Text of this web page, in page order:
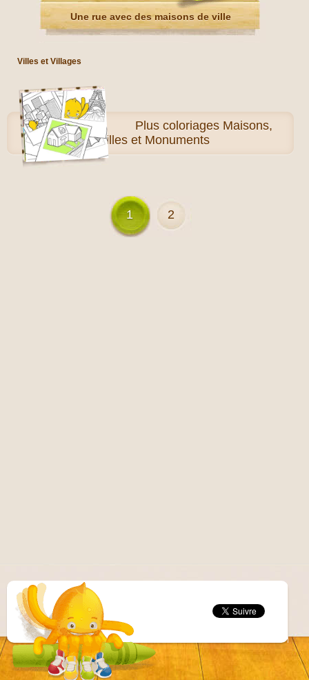
Une rue avec des maisons de ville
Villes et Villages
Pluscoloriages Maisons,
Villes et Monuments
1 2